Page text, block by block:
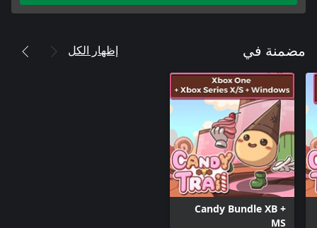
مضمنة في إظهار الكل
Candy Bundle XB +
MS